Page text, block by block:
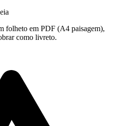
folheto em PDF (A4 paisagem),
como livreto.